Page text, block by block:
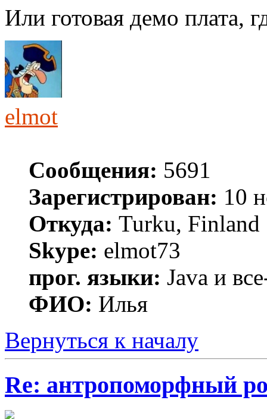
Или готовая демо плата,
elmot
Сообщения: 5691
Зарегистрирован: 10
Откуда: Turku, Finland
Skype: elmot73
прог. языки: Java и
ФИО: Илья
Вернуться к началу
Re: антропоморфный